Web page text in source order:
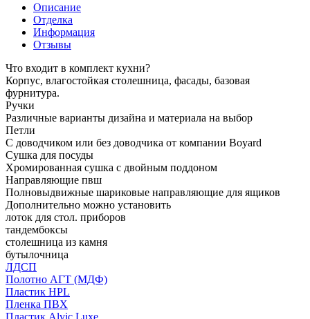
Описание
Отделка
Информация
Отзывы
Что входит в комплект кухни?
Корпус, влагостойкая столешница, фасады, базовая
фурнитура.
Ручки
Различные варианты дизайна и материала на выбор
Петли
С доводчиком или без доводчика от компании Boyard
Сушка для посуды
Хромированная сушка с двойным поддоном
Направляющие пвш
Полновыдвижные шариковые направляющие для ящиков
Дополнительно можно установить
лоток для стол. приборов
тандембоксы
столешница из камня
бутылочница
ЛДСП
Полотно АГТ (МДФ)
Пластик HPL
Пленка ПВХ
Пластик Alvic Luxe